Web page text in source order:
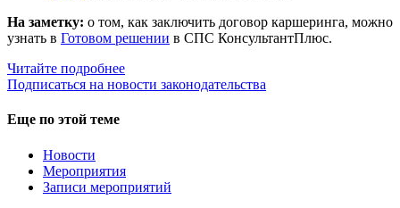
На заметку: о том, как заключить договор каршеринга, можно
узнать в Готовом решении в СПС КонсультантПлюс.
Читайте подробнее
Подписаться на новости законодательства
Еще по этой теме
Новости
Мероприятия
Записи мероприятий